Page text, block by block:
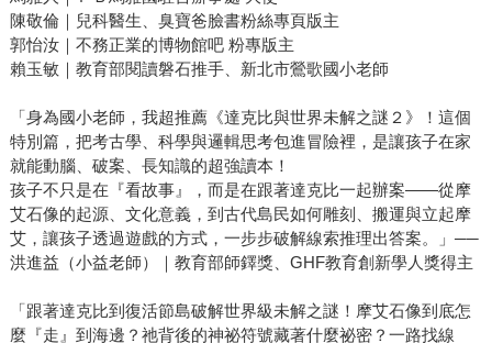
陳敬倫｜兒科醫生、臭寶爸臉書粉絲專頁版主
郭怡汝｜不務正業的博物館吧 粉專版主
賴玉敏｜教育部閱讀磐石推手、新北市鶯歌國小老師
「身為國小老師，我超推薦《達克比與世界未解之謎２》！這個
特別篇，把考古學、科學與邏輯思考包進冒險裡，是讓孩子在家
就能動腦、破案、長知識的超強讀本！
孩子不只是在『看故事』，而是在跟著達克比一起辦案——從摩
艾石像的起源、文化意義，到古代島民如何雕刻、搬運與立起摩
艾，讓孩子透過遊戲的方式，一步步破解線索推理出答案。」──
洪進益（小益老師）｜教育部師鐸獎、GHF教育創新學人獎得主
「跟著達克比到復活節島破解世界級未解之謎！摩艾石像到底怎
麼『走』到海邊？祂背後的神祕符號藏著什麼祕密？一路找線